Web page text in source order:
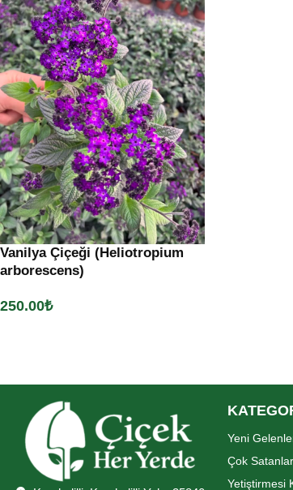
Vanilya Çiçeği (Heliotropium
arborescens)
250.00₺
Yeni
Çok Satanlar
Yetiştirmesi